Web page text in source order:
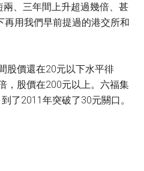
、三年間上升超過幾倍、甚
用我們早前提過的港交所和
股價還在20元以下水平徘
，股價在200元以上。六福集
了2011年突破了30元關口。